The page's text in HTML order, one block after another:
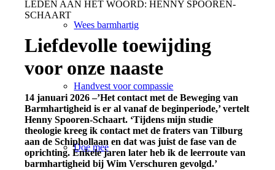
Wees barmhartig
Handvest voor compassie
Doe mee
LEDEN AAN HET WOORD: HENNY SPOOREN-
SCHAART
Liefdevolle toewijding
voor onze naaste
14 januari 2026 –’Het contact met de Beweging van
Barmhartigheid is er al vanaf de beginperiode,’ vertelt
Henny Spooren-Schaart. ‘Tijdens mijn studie
theologie kreeg ik contact met de fraters van Tilburg
aan de Schiphollaan en dat was juist de fase van de
oprichting. Enkele jaren later heb ik de leerroute van
barmhartigheid bij Wim Verschuren gevolgd.’